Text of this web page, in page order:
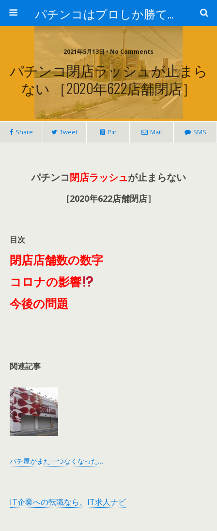
パチンコはプロしか勝てない！
2021年5月13日 • No Comments
パチンコ閉店ラッシュが止まら
ない ［2020年622店舗閉店］
Share Tweet Pin Mail SMS
パチンコ閉店ラッシュが止まらない
［2020年622店舗閉店］
目次
閉店店舗数の数字
コロナの影響
今後の問題
関連記事
パチ屋がまた一つなくなった…
IT企業への転職なら、IT求人ナビ